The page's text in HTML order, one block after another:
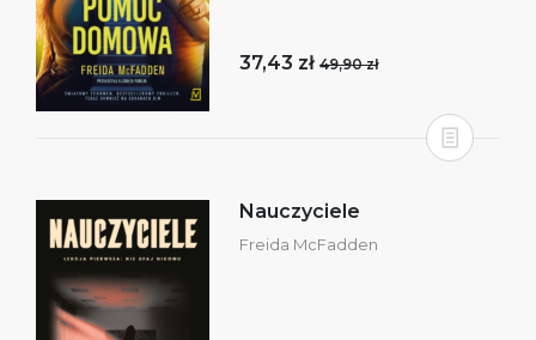
37,43 zł 49,90 zł
Nauczyciele
Freida McFadden